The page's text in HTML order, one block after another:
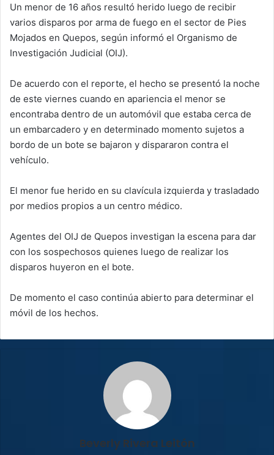
Un menor de 16 años resultó herido luego de recibir
varios disparos por arma de fuego en el sector de Pies
Mojados en Quepos, según informó el Organismo de
Investigación Judicial (OIJ).
De acuerdo con el reporte, el hecho se presentó la noche
de este viernes cuando en apariencia el menor se
encontraba dentro de un automóvil que estaba cerca de
un embarcadero y en determinado momento sujetos a
bordo de un bote se bajaron y dispararon contra el
vehículo.
El menor fue herido en su clavícula izquierda y trasladado
por medios propios a un centro médico.
Agentes del OIJ de Quepos investigan la escena para dar
con los sospechosos quienes luego de realizar los
disparos huyeron en el bote.
De momento el caso continúa abierto para determinar el
móvil de los hechos.
Beverly Rivera Leitón